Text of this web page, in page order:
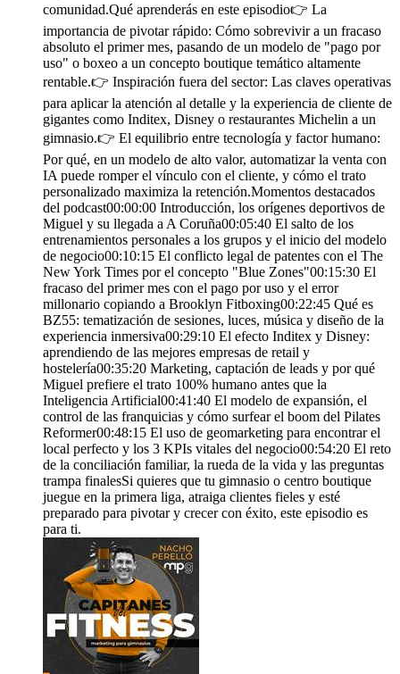
comunidad.Qué aprenderás en este episodio👉 La
importancia de pivotar rápido: Cómo sobrevivir a un fracaso
absoluto el primer mes, pasando de un modelo de "pago por
uso" o boxeo a un concepto boutique temático altamente
rentable.👉 Inspiración fuera del sector: Las claves operativas
para aplicar la atención al detalle y la experiencia de cliente de
gigantes como Inditex, Disney o restaurantes Michelin a un
gimnasio.👉 El equilibrio entre tecnología y factor humano:
Por qué, en un modelo de alto valor, automatizar la venta con
IA puede romper el vínculo con el cliente, y cómo el trato
personalizado maximiza la retención.Momentos destacados
del podcast00:00:00 Introducción, los orígenes deportivos de
Miguel y su llegada a A Coruña00:05:40 El salto de los
entrenamientos personales a los grupos y el inicio del modelo
de negocio00:10:15 El conflicto legal de patentes con el The
New York Times por el concepto "Blue Zones"00:15:30 El
fracaso del primer mes con el pago por uso y el error
millonario copiando a Brooklyn Fitboxing00:22:45 Qué es
BZ55: tematización de sesiones, luces, música y diseño de la
experiencia inmersiva00:29:10 El efecto Inditex y Disney:
aprendiendo de las mejores empresas de retail y
hostelería00:35:20 Marketing, captación de leads y por qué
Miguel prefiere el trato 100% humano antes que la
Inteligencia Artificial00:41:40 El modelo de expansión, el
control de las franquicias y cómo surfear el boom del Pilates
Reformer00:48:15 El uso de geomarketing para encontrar el
local perfecto y los 3 KPIs vitales del negocio00:54:20 El reto
de la conciliación familiar, la rueda de la vida y las preguntas
trampa finalesSi quieres que tu gimnasio o centro boutique
juegue en la primera liga, atraiga clientes fieles y esté
preparado para pivotar y crecer con éxito, este episodio es
para ti.